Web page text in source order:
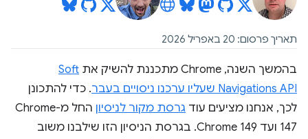
תאריך פרסום: 20 באפריל 2026
בהמשך השנה, Chrome מתכננת להשיק את
Soft
Navigations API שעליו ערכנו ניסויים בעבר
. כדי להתכונן
לכך, אנחנו מציעים עוד גרסת מקור לניסיון
החל מ-Chrome
147 ועד Chrome 149. בגרסת הניסיון הזו שילבנו משוב